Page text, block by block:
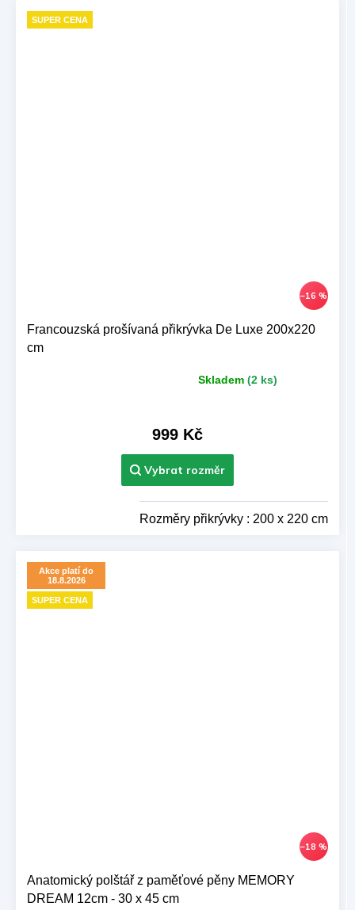
SUPER CENA
–16 %
Francouzská prošívaná přikrývka De Luxe 200x220
cm
Skladem (2 ks)
999 Kč
Rozměry přikrývky : 200 x 220 cm
Akce platí do
18.8.2026
SUPER CENA
–18 %
Anatomický polštář z paměťové pěny MEMORY
DREAM 12cm - 30 x 45 cm